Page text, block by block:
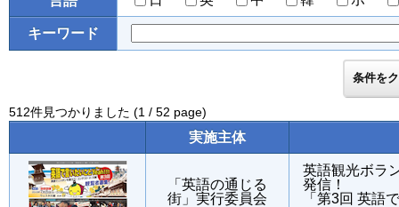
キーワード
512件見つかりました (1 / 52 page)
実施主体
「英語の通じる
街」実行委員会
英語観光ボラ
発信！
「第3回 英